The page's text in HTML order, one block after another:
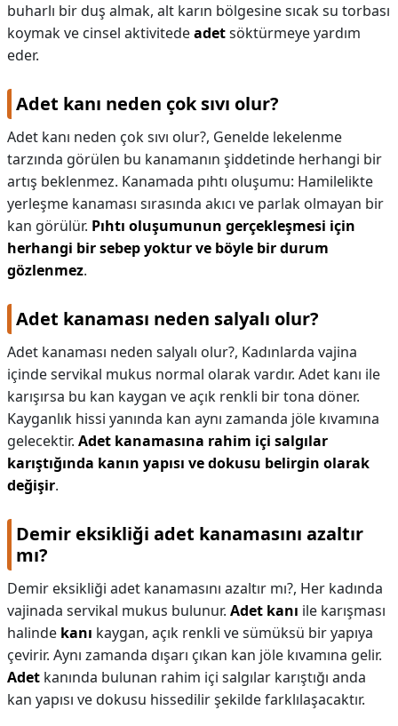
buharlı bir duş almak, alt karın bölgesine sıcak su torbası
koymak ve cinsel aktivitedeadetsöktürmeye yardım
eder.
Adet kanı neden çok sıvı olur?
Adet kanı neden çok sıvı olur?, Genelde lekelenme
tarzında görülen bu kanamanın şiddetinde herhangi bir
artış beklenmez. Kanamada pıhtı oluşumu: Hamilelikte
yerleşme kanaması sırasında akıcı ve parlak olmayan bir
kan görülür. Pıhtı oluşumunun gerçekleşmesi için
herhangi bir sebep yoktur ve böyle bir durum
gözlenmez.
Adet kanaması neden salyalı olur?
Adet kanaması neden salyalı olur?, Kadınlarda vajina
içinde servikal mukus normal olarak vardır. Adet kanı ile
karışırsa bu kan kaygan ve açık renkli bir tona döner.
Kayganlık hissi yanında kan aynı zamanda jöle kıvamına
gelecektir. Adet kanamasına rahim içi salgılar
karıştığında kanın yapısı ve dokusu belirgin olarak
değişir.
Demir eksikliği adet kanamasını azaltır
mı?
Demir eksikliği adet kanamasını azaltır mı?, Her kadında
vajinada servikal mukus bulunur. Adet kanı ile karışması
halinde kanı kaygan, açık renkli ve sümüksü bir yapıya
çevirir. Aynı zamanda dışarı çıkan kan jöle kıvamına gelir.
Adet kanında bulunan rahim içi salgılar karıştığı anda
kan yapısı ve dokusu hissedilir şekilde farklılaşacaktır.